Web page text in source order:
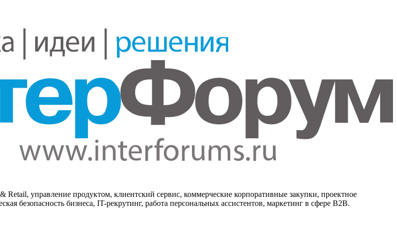
управление продуктом, клиентский сервис, коммерческие корпоративные закупки, проектное
безопасность бизнеса, IT-рекрутинг, работа персональных ассистентов, маркетинг в сфере B2B.